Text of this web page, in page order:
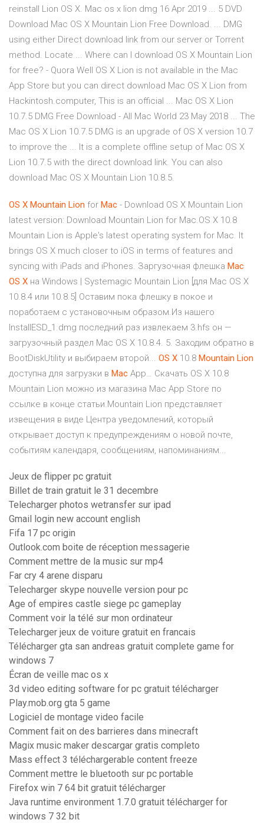
reinstall Lion OS X. Mac os x lion dmg 16 Apr 2019 ... 5 DVD
Download Mac OS X Mountain Lion Free Download. ... DMG
using either Direct download link from our server or Torrent
method. Locate ... Where can I download OS X Mountain Lion
for free? - Quora Well OS X Lion is not available in the Mac
App Store but you can direct download Mac OS X Lion from
Hackintosh.computer, This is an official ... Mac OS X Lion
10.7.5 DMG Free Download - All Mac World 23 May 2018 ... The
Mac OS X Lion 10.7.5 DMG is an upgrade of OS X version 10.7
to improve the ... It is a complete offline setup of Mac OS X
Lion 10.7.5 with the direct download link. You can also
download Mac OS X Mountain Lion 10.8.5.
OS X Mountain Lion for Mac - Download OS X Mountain Lion
latest version: Download Mountain Lion for Mac.OS X 10.8
Mountain Lion is Apple's latest operating system for Mac. It
brings OS X much closer to iOS in terms of features and
syncing with iPads and iPhones. Заргузочная флешка Mac
OS X на Windows | Systemagic Mountain Lion [для Mac OS X
10.8.4 или 10.8.5] Оставим пока флешку в покое и
поработаем с установочным образом.Из нашего
InstallESD_1.dmg последний раз извлекаем 3.hfs он —
загрузочный раздел Mac OS X 10.8.4. 5. Заходим обратно в
BootDiskUtility и выбираем второй... OS X 10.8 Mountain Lion
доступна для загрузки в Mac App… Скачать OS X 10.8
Mountain Lion можно из магазина Mac App Store по
ссылке в конце статьи.Mountain Lion представляет
извещения в виде Центра уведомлений, который
открывает доступ к предупреждениям о новой почте,
событиям календаря, сообщениям, напоминаниям...
Jeux de flipper pc gratuit
Billet de train gratuit le 31 decembre
Telecharger photos wetransfer sur ipad
Gmail login new account english
Fifa 17 pc origin
Outlook.com boite de réception messagerie
Comment mettre de la music sur mp4
Far cry 4 arene disparu
Telecharger skype nouvelle version pour pc
Age of empires castle siege pc gameplay
Comment voir la télé sur mon ordinateur
Telecharger jeux de voiture gratuit en francais
Télécharger gta san andreas gratuit complete game for
windows 7
Écran de veille mac os x
3d video editing software for pc gratuit télécharger
Play.mob.org gta 5 game
Logiciel de montage video facile
Comment fait on des barrieres dans minecraft
Magix music maker descargar gratis completo
Mass effect 3 téléchargerable content freeze
Comment mettre le bluetooth sur pc portable
Firefox win 7 64 bit gratuit télécharger
Java runtime environment 1.7.0 gratuit télécharger for
windows 7 32 bit